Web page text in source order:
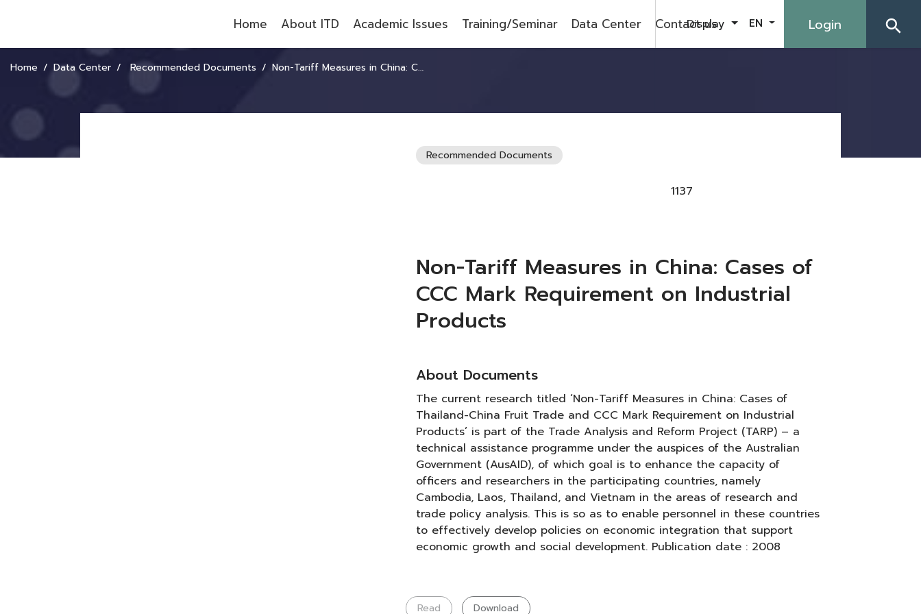
Home About ITD Academic Issues Training/Seminar Data Center Contact us
Display EN Login search
Home Data Center Recommended Documents Non-Tariff Measures in China: Cases of CCC Mark Requirement on Industrial Products
Recommended Documents
1137
Non-Tariff Measures in China: Cases of
CCC Mark Requirement on Industrial
Products
About Documents
The current research titled ‘Non-Tariff Measures in China: Cases of
Thailand-China Fruit Trade and CCC Mark Requirement on Industrial
Products’ is part of the Trade Analysis and Reform Project (TARP) – a
technical assistance programme under the auspices of the Australian
Government (AusAID), of which goal is to enhance the capacity of
officers and researchers in the participating countries, namely
Cambodia, Laos, Thailand, and Vietnam in the areas of research and
trade policy analysis. This is so as to enable personnel in these countries
to effectively develop policies on economic integration that support
economic growth and social development. Publication date : 2008
Read Download